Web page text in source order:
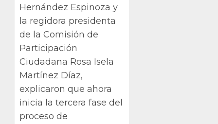
Hernández Espinoza y
la regidora presidenta
de la Comisión de
Participación
Ciudadana Rosa Isela
Martínez Díaz,
explicaron que ahora
inicia la tercera fase del
proceso de